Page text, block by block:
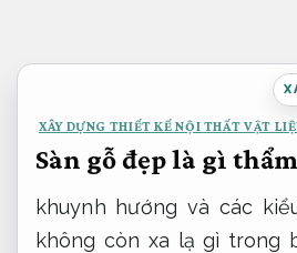
nội
XÂY DỰNG THIẾT KẾ NỘI THẤT VẬT
Sàn gỗ đẹp là gì
khuynh hướng và các
không còn xa lạ gì trong